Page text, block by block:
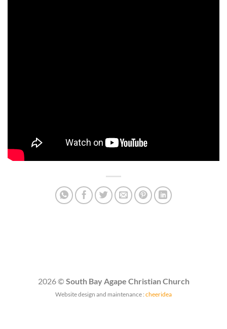
2026 ©South Bay Agape Christian Church
Website design and maintenance : cheeridea